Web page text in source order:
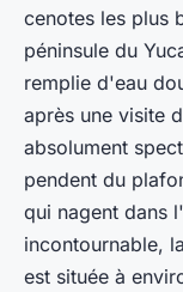
cenotes les plus
péninsule du
remplie d'eau
après une visite
absolument
pendent du
qui nagent dans
incontournable,
est située à